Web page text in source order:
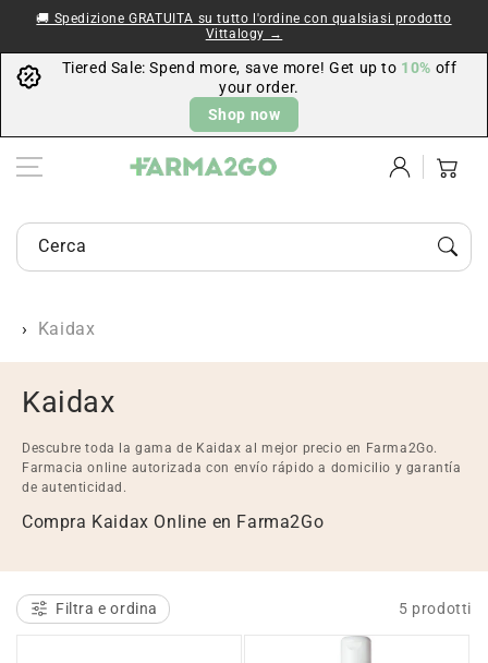
🚚 Spedizione GRATUITA su tutto l'ordine con qualsiasi prodotto
Vittalogy →
Tiered Sale: Spend more, save more! Get up to 10% off
your order.
Shop now
Accedi Carrello
Cerca prodotti di farmacia e parafarmacia...
Kaidax
C
o
l
l
z
i
Kaidax
Descubre toda la gama de Kaidax al mejor precio en Farma2Go.
Farmacia online autorizada con envío rápido a domicilio y garantía
de autenticidad.
Compra Kaidax Online en Farma2Go
Filtra e ordina 5 prodotti